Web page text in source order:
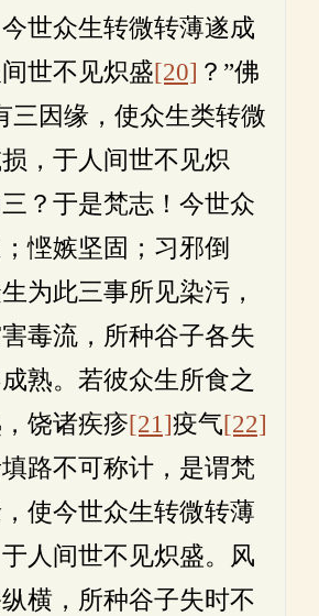
世众生转微转薄遂成
世不见炽盛[20] ？”佛
三因缘，使众生类转微
，于人间世不见炽
？于是梵志！今世众
悭嫉坚固；习邪倒
为此三事所见染污，
毒流，所种谷子各失
熟。若彼众生所食之
饶诸疾疹[21]疫气[22]
路不可称计，是谓梵
使今世众生转微转薄
人间世不见炽盛。风
横，所种谷子失时不